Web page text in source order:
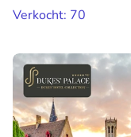
Verkocht: 70